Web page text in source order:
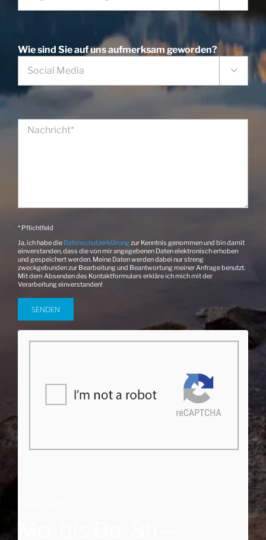
Wie sind Sie auf uns aufmerksam geworden?

* Pflichtfeld
Ja, ich habe die Datenschutzerklärungzur Kenntnis genommen und bin damit
einverstanden, dass die von mir angegebenen Daten elektronisch erhoben
und gespeichert werden. Meine Daten werden dabei nur streng
zweckgebunden zur Bearbeitung und Beantwortung meiner Anfrage benutzt.
Mit dem Absenden des Kontaktformulars erkläre ich mich mit der
Verarbeitung einverstanden!